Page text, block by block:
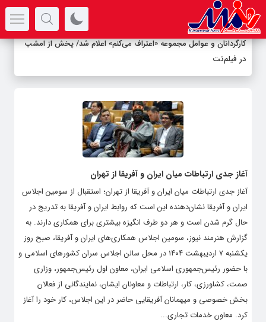
کارگردانان و عوامل مجموعه «اعتراف می‌کنم» اعلام شد/ پخش از امشب
در فیلم‌نت
آغاز جدی ارتباطات میان ایران و آفریقا از تهران
آغاز جدی ارتباطات میان ایران و آفریقا از تهران؛ استقبال از سومین اجلاس
ایران و آفریقا نشان‌دهنده این است که روابط ایران و آفریقا به تدریج در
حال گرم شدن است و هر دو طرف انگیزه بیشتری برای همکاری دارند. به
گزارش هنرمند نیوز، سومین اجلاس همکاری‌های ایران و آفریقا، صبح روز
یکشنبه ۷ اردیبهشت ۱۴۰۴ در محل سالن اجلاس سران کشور‌های اسلامی و
با حضور رئیس‌جمهوری اسلامی ایران، معاون اول رئیس‌جمهور، وزاری
صمت، کشاورزی، کار، ارتباطات و معاونان ایشان، نمایندگانی از فعالان
بخش خصوصی و میهمانان آفریقایی حاضر در این اجلاس، کار خود را آغاز
کرد. معاون خدمات تجاری...